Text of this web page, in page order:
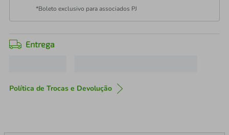
*Boleto exclusivo para associados PJ
Entrega
Política de Trocas e Devolução